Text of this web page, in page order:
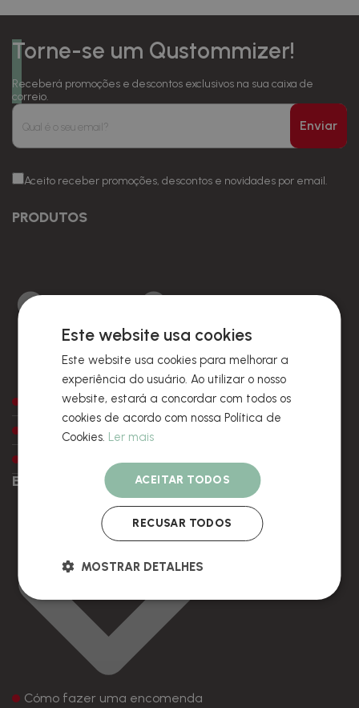
Torne-se um Qustommizer!
Receberá promoções e descontos exclusivos na sua caixa de
correio.
Enviar
Aceito receber promoções, descontos e novidades por email.
PRODUTOS
Preços
Amostras
Embalagem e packaging
ENCOMENDAS
Cómo fazer uma encomenda
Este website usa cookies
Este website usa cookies para melhorar a
experiência do usuário. Ao utilizar o nosso
website, estará a concordar com todos os
cookies de acordo com nossa Política de
Cookies. Ler mais
ACEITAR TODOS
RECUSAR TODOS
MOSTRAR DETALHES